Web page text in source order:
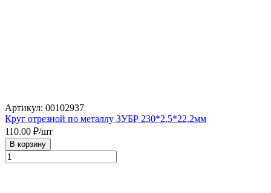
Артикул: 00102937
Круг отрезной по металлу ЗУБР 230*2,5*22,2мм
110.00 ₽/шт
В корзину